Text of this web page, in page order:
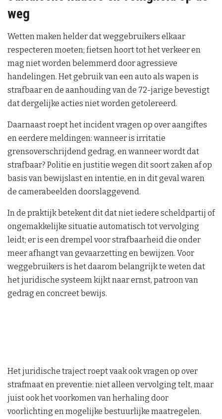
weg
Wetten maken helder dat weggebruikers elkaar
respecteren moeten; fietsen hoort tot het verkeer en
mag niet worden belemmerd door agressieve
handelingen. Het gebruik van een auto als wapen is
strafbaar en de aanhouding van de 72-jarige bevestigt
dat dergelijke acties niet worden getolereerd.
Daarnaast roept het incident vragen op over aangiftes
en eerdere meldingen: wanneer is irritatie
grensoverschrijdend gedrag, en wanneer wordt dat
strafbaar? Politie en justitie wegen dit soort zaken af op
basis van bewijslast en intentie, en in dit geval waren
de camerabeelden doorslaggevend.
In de praktijk betekent dit dat niet iedere scheldpartij of
ongemakkelijke situatie automatisch tot vervolging
leidt; er is een drempel voor strafbaarheid die onder
meer afhangt van gevaarzetting en bewijzen. Voor
weggebruikers is het daarom belangrijk te weten dat
het juridische systeem kijkt naar ernst, patroon van
gedrag en concreet bewijs.
Het juridische traject roept vaak ook vragen op over
strafmaat en preventie: niet alleen vervolging telt, maar
juist ook het voorkomen van herhaling door
voorlichting en mogelijke bestuurlijke maatregelen.